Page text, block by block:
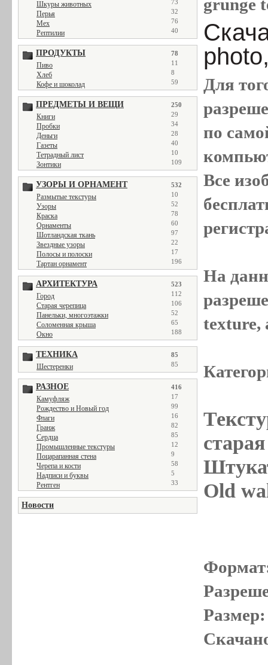
Шкуры животных 73
Перья 32
Мех 76
Рептилии 40
ПРОДУКТЫ 78
Пиво 11
Хлеб 8
Кофе и шоколад 59
ПРЕДМЕТЫ И ВЕЩИ 250
Книги 29
Пробки 34
Деньги 28
Газеты 40
Тетрадный лист 10
Зонтики 109
УЗОРЫ И ОРНАМЕНТ 532
Размытые текстуры 10
Узоры 52
Краска 78
Орнаменты 60
Шотландская ткань 97
Звездные узоры 22
Полосы и полоски 17
Тартан орнамент 196
АРХИТЕКТУРА 523
Город 112
Старая черепица 106
Панельки, многоэтажки 52
Соломенная крыша 65
Окно 188
ТЕХНИКА 85
Шестеренки 85
РАЗНОЕ 416
Камуфляж 17
Рождество и Новый год 99
Флаги 16
Гранж 82
Сердца 85
Промышленные текстуры 12
Поцарапанная стена 9
Черепа и кости 58
Надписи и буквы 5
Рентген 33
Новости
grunge
Для
по
Все
На
texture,
Old